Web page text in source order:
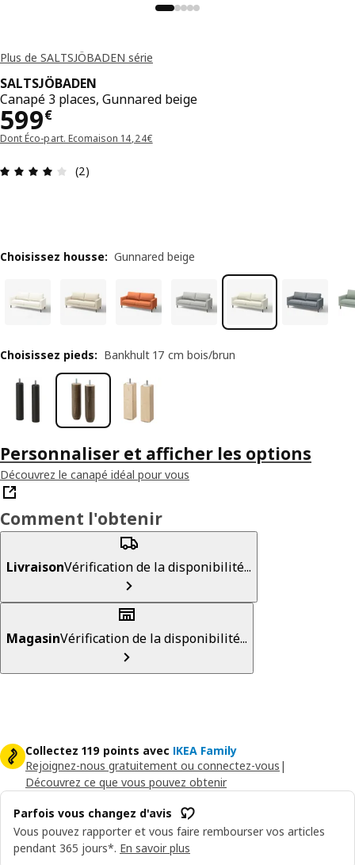
Plus de SALTSJÖBADEN série
SALTSJÖBADEN
Canapé 3 places, Gunnared beige
599€
Prix 599€
Dont Éco-part. Ecomaison 14,24€
Avis: 4 sur 5 étoiles Nombre total d'avis: 2
(2)
Choisissez housse: Gunnared beige
Choisissez pieds: Bankhult 17 cm bois/brun
Personnaliser et afficher les options
Découvrez le canapé idéal pour vous
Comment l'obtenir
LivraisonVérification de la disponibilité...
MagasinVérification de la disponibilité...
Collectez 119 points avec IKEA Family
Rejoignez-nous gratuitement ou connectez-vous |
Découvrez ce que vous pouvez obtenir
Parfois vous changez d'avis
Vous pouvez rapporter et vous faire rembourser vos articles
pendant 365 jours*. En savoir plus